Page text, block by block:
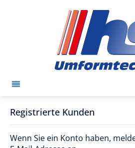
Registrierte Kunden
Wenn Sie ein Konto haben,